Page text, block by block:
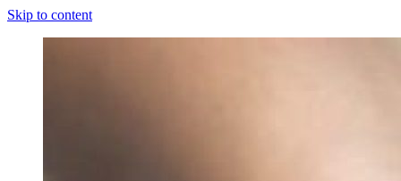
Skip to content